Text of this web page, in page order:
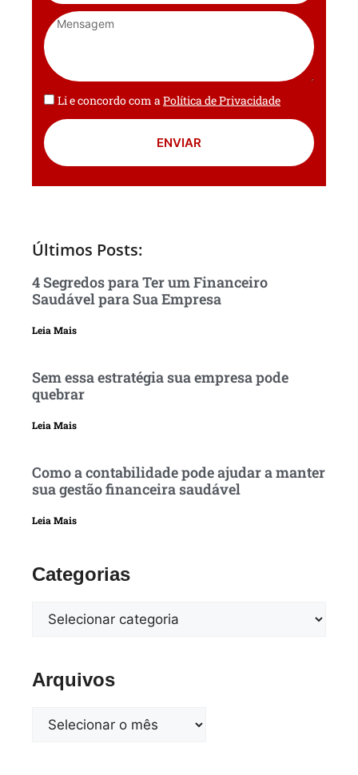
Li e concordo com aPolítica de Privacidade
ENVIAR
Últimos Posts:
4 Segredos para Ter um Financeiro
Saudável para Sua Empresa
Leia Mais
Sem essa estratégia sua empresa pode
quebrar
Leia Mais
Como a contabilidade pode ajudar a manter
sua gestão financeira saudável
Leia Mais
Categorias
Arquivos